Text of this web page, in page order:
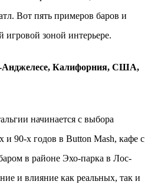
Вот пять примеров баров и
игровой зоной интерьере.
Анджелесе, Калифорния, США,
начинается с выбора
и 90-х годов в Button Mash, кафе с
в районе Эхо-парка в Лос-
и влияние как реальных, так и